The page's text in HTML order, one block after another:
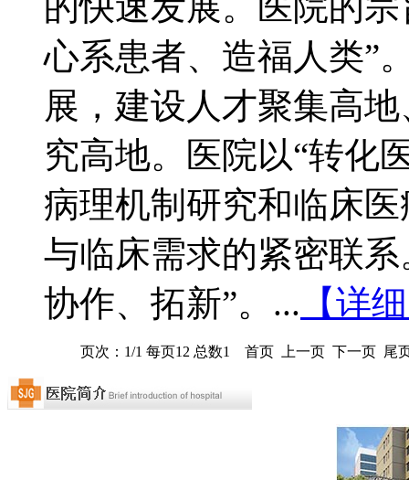
心系患者、造福人类”
展，建设人才聚集高
究高地。医院以“转化
病理机制研究和临床
与临床需求的紧密联
协作、拓新”。... 【详
页次：1/1 每页12 总数1 首页 上一页 下一页 尾